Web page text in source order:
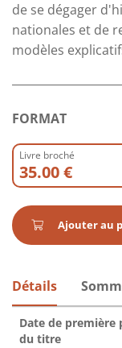
de se dégager
nationales et de
modèles
FORMAT
Livre broché
35.00 €
Ajouter au
Détails
Date de première
du titre